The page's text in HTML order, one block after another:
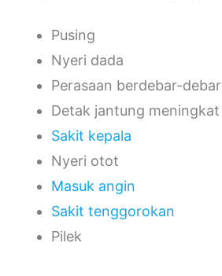
Pusing
Nyeri dada
Perasaan berdebar-debar
Detak jantung meningkat
Sakit kepala
Nyeri otot
Masuk angin
Sakit tenggorokan
Pilek